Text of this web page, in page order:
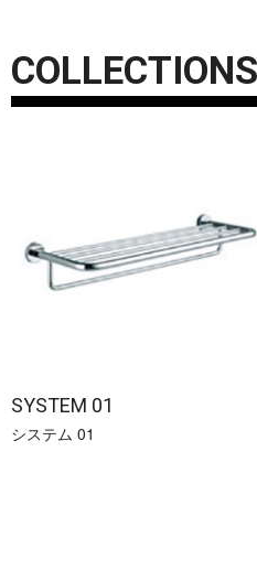
COLLECTIONS
SYSTEM 01
システム 01